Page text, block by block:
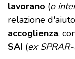
lavorano (o
relazione d'aiuto
accoglienza,
SAI (ex